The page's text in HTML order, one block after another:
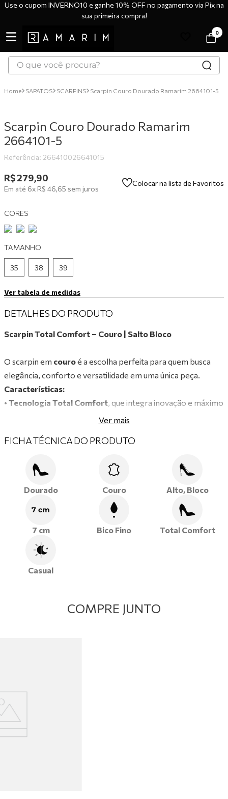
Use o cupom INVERNO10 e ganhe 10% OFF no pagamento via Pix na
sua primeira compra!
0
O que você procura?
SAPATOS SCARPINS Scarpin Couro Dourado Ramarim 2664101-5
Scarpin Couro Dourado Ramarim
2664101-5
Referência: 266410026641015
R$279,90
Em até 6xR$ 46,65 sem juros
Colocar na lista de Favoritos
CORES
TAMANHO
35 38 39
Ver tabela de medidas
DETALHES DO PRODUTO
Scarpin Total Comfort – Couro | Salto Bloco
O scarpin em couroé a escolha perfeita para quem busca
elegância, conforto e versatilidade em uma única peça.
Características:
• Tecnologia Total Comfort, que integra inovação e máximo
conforto em um único calçado.
durabilidade, maciez e ajuste perfeito ao pé.
segurança ao caminhar.
Detalhe metálico
delicado, que agrega charme e
o equilíbrio perfeito entre estilo, conforto e
sofisticação!
Ver mais
FICHA TÉCNICA DO PRODUTO
Dourado Couro Alto, Bloco
7 cm
7 cm Bico Fino Total Comfort
Casual
COMPRE JUNTO
3º
sandália
º
botas
6º
tênis casual
8º
mocassim
9 º
tênis branco
10
tênis preto